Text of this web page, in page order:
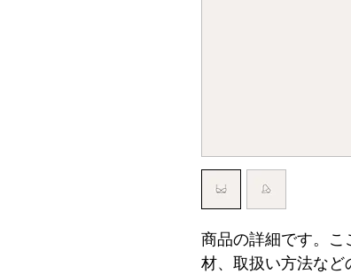
商品の詳細です。
材、取扱い方法など